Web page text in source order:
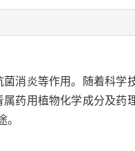
消炎等作用。随着科学
药用植物化学成分及药